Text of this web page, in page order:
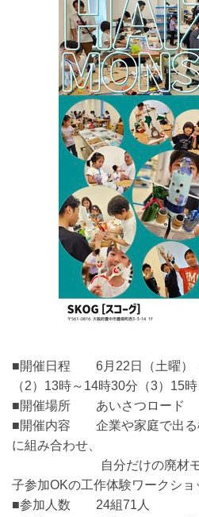
■開催日程 6月22日（土曜）
（2）13時～14時30分（3）15
■開催場所 あいさつロード
■開催内容 企業や家庭で出る
に組み合わせ、
自分だけの廃材モンス
子参加OKの工作体験ワークショ
■参加人数 24組71人